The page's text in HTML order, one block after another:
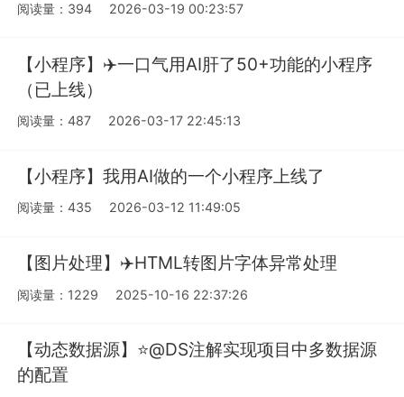
阅读量：394 2026-03-19 00:23:57
【小程序】✈️一口气用AI肝了50+功能的小程序
（已上线）
阅读量：487 2026-03-17 22:45:13
【小程序】我用AI做的一个小程序上线了
阅读量：435 2026-03-12 11:49:05
【图片处理】✈️HTML转图片字体异常处理
阅读量：1229 2025-10-16 22:37:26
【动态数据源】⭐️@DS注解实现项目中多数据源
的配置